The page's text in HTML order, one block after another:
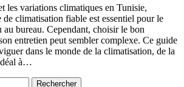
les variations climatiques en Tunisie,
de climatisation fiable est essentiel pour le
bureau. Cependant, choisir le bon
entretien peut sembler complexe. Ce guide
dans le monde de la climatisation, de la
à…